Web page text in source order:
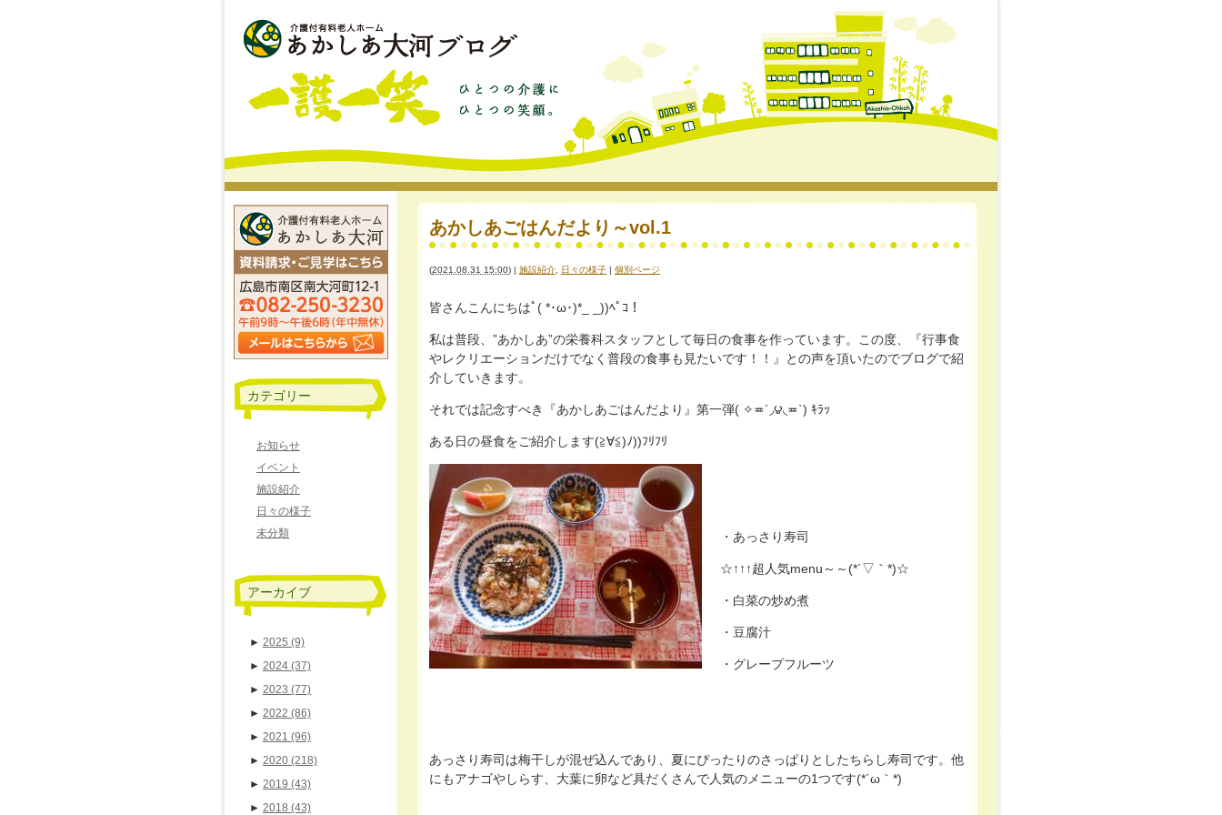
あかしあごはんだより～vol.1
(2021.08.31 15:00) | 施設紹介 日々の様子 | 個別ページ
皆さんこんにちはﾟ( *･ω･)*_ _))ﾍﾟｺ！
私は普段、”あかしあ”の栄養科スタッフとして毎日の食事を作っています。この度、『行事食
やレクリエーションだけでなく普段の食事も見たいです！！』との声を頂いたのでブログで紹
介していきます。
それでは記念すべき『あかしあごはんだより』第一弾( ✧≖´◞౪◟≖`) ｷﾗｯ
ある日の昼食をご紹介します(≧∀≦)ﾉ))ﾌﾘﾌﾘ
・あっさり寿司
☆↑↑↑超人気menu～～(*´▽｀*)☆
・白菜の炒め煮
・豆腐汁
・グレープフルーツ
あっさり寿司は梅干しが混ぜ込んであり、夏にぴったりのさっぱりとしたちらし寿司です。他
にもアナゴやしらす、大葉に卵など具だくさんで人気のメニューの1つです(*´ω｀*)
カテゴリー
お知らせ
イベント
施設紹介
日々の様子
未分類
アーカイブ
► 2025 (9)
► 2024 (37)
► 2023 (77)
► 2022 (86)
► 2021 (96)
► 2020 (218)
► 2019 (43)
► 2018 (43)